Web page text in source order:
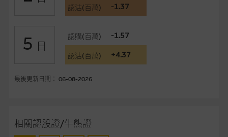
認沽(百萬) -1.37
5 日
認購(百萬) -1.57
認沽(百萬) +4.37
最後更新日期： 06-08-2026
相關認股證/牛熊證
錯誤、失實、遺漏、或任何人士對網站內容的依賴而導致的損失
本使用條款的所有方面均受香港法例管限。
結構性產品並無抵押品，如發行人無力償債或違約，投資者可能
股份有限公司可能是唯一報價方。閣下應閱讀載于
www.warrants.com.hk